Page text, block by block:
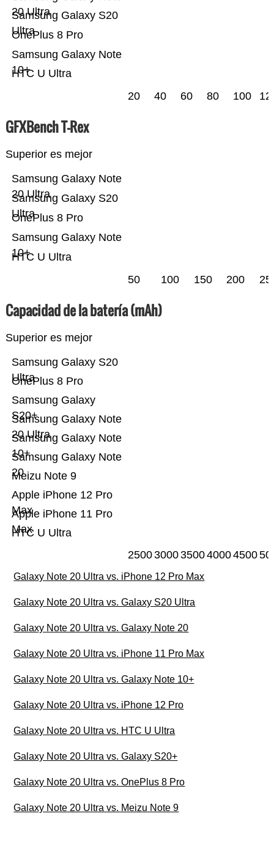
HTC U Ultra
Samsung Galaxy Note
10+
OnePlus 8 Pro
Samsung Galaxy S20
Ultra
20 Ultra
20 40 60 80 100
GFXBench T-Rex
Superior es mejor
HTC U Ultra
Samsung Galaxy Note
10+
OnePlus 8 Pro
Samsung Galaxy S20
Ultra
Samsung Galaxy Note
20 Ultra
50 100 150 200
Capacidad de la batería (mAh)
Superior es mejor
HTC U Ultra
Apple iPhone 11 Pro
Max
Apple iPhone 12 Pro
Max
Meizu Note 9
Samsung Galaxy Note
20
Samsung Galaxy Note
10+
Samsung Galaxy Note
20 Ultra
Samsung Galaxy
S20+
OnePlus 8 Pro
Samsung Galaxy S20
Ultra
25003000350040004500
Galaxy Note 20 Ultra vs. iPhone 12 Pro Max
Galaxy Note 20 Ultra vs. Galaxy S20 Ultra
Galaxy Note 20 Ultra vs. Galaxy Note 20
Galaxy Note 20 Ultra vs. iPhone 11 Pro Max
Galaxy Note 20 Ultra vs. Galaxy Note 10+
Galaxy Note 20 Ultra vs. iPhone 12 Pro
Galaxy Note 20 Ultra vs. HTC U Ultra
Galaxy Note 20 Ultra vs. Galaxy S20+
Galaxy Note 20 Ultra vs. OnePlus 8 Pro
Galaxy Note 20 Ultra vs. Meizu Note 9